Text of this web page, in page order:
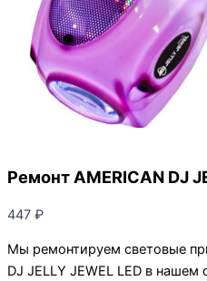
Ремонт AMERICAN DJ
447 ₽
Мы ремонтируем световые
DJ JELLY JEWEL LED в